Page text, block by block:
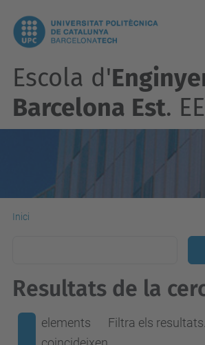
Escola d'
Barcelona Est.
Inici
Resultats de la
elements
Filtra els resultats.